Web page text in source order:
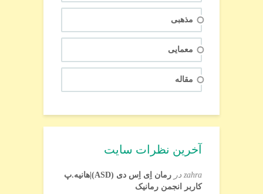
مذهبی
معمایی
مقاله
آخرین نظرات سایت
zahra در
رمان اِی اِس دی (ASD)|هانیه.پ
کاربر انجمن رمانیک